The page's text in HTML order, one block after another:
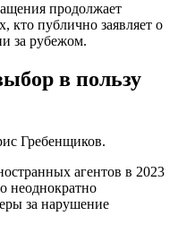
продолжает
кто публично заявляет о
за рубежом.
в пользу
Гребенщиков.
агентов в 2023
неоднократно
за нарушение